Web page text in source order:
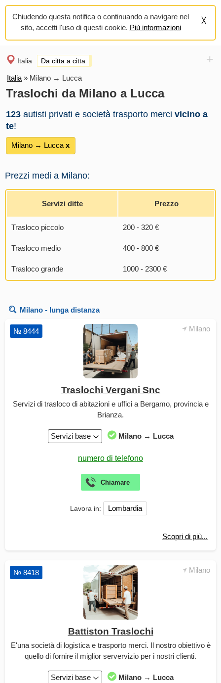
Chiudendo questa notifica o continuando a navigare nel
sito, accetti l'uso di questi cookie. Più informazioni
Italia Da citta a citta +
Italia » Milano → Lucca
Traslochi da Milano a Lucca
123 autisti privati e società trasporto merci vicino a
te!
Milano → Lucca х
Prezzi medi a Milano:
Servizi ditte Prezzo
Trasloco piccolo 200 - 320 €
Trasloco medio 400 - 800 €
Trasloco grande 1000 - 2300 €
Milano - lunga distanza
Milano
№ 8444
Traslochi Vergani Snc
Servizi di trasloco di abitazioni e uffici a Bergamo, provincia e
Brianza.
Servizi base Milano → Lucca
Lavora in: Lombardia
Scopri di più...
Milano
№ 8418
Battiston Traslochi
E'una società di logistica e trasporto merci. Il nostro obiettivo è
quello di fornire il miglior servervizio per i nostri clienti.
Servizi base Milano → Lucca